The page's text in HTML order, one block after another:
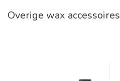
Overige wax accessoires